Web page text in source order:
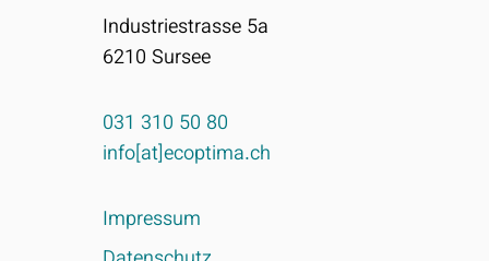
Industriestrasse 5a
6210 Sursee
031 310 50 80
info[at]ecoptima.ch
Impressum